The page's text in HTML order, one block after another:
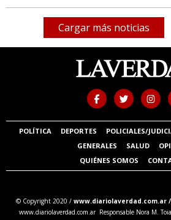
Cargar más noticias
POLÍTICA DEPORTES POLICIALES/
GENERALES
SALUD
QUIÉNES SOMOS
© Copyright 2020 / www.diariolaverdad.com.ar /
www.diariolaverdad.com.ar Responsable Nora M.